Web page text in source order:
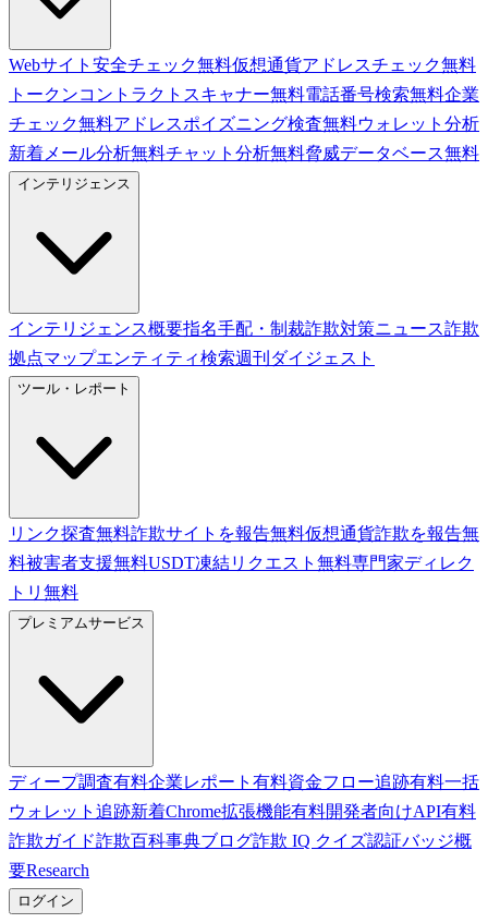
Webサイト安全チェック無料仮想通貨アドレスチェック無料
トークンコントラクトスキャナー無料電話番号検索無料企業
チェック無料アドレスポイズニング検査無料ウォレット分析
新着 メール分析無料チャット分析無料脅威データベース無料
インテリジェンス
インテリジェンス概要指名手配・制裁詐欺対策ニュース詐欺
拠点マップエンティティ検索週刊ダイジェスト
ツール・レポート
リンク探査無料詐欺サイトを報告無料仮想通貨詐欺を報告無
料被害者支援無料USDT凍結リクエスト 無料専門家ディレク
トリ 無料
プレミアムサービス
ディープ調査有料企業レポート 有料資金フロー追跡有料一括
ウォレット追跡新着Chrome拡張機能有料開発者向けAPI有料
詐欺ガイド詐欺百科事典ブログ詐欺 IQ クイズ認証バッジ概
要Research
ログイン